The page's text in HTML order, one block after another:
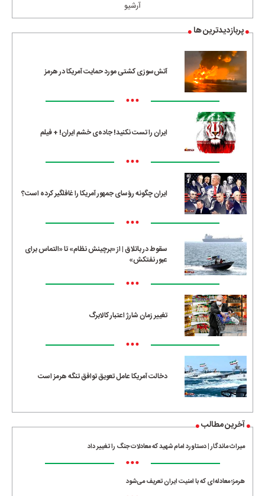
آرشیو
پربازدیدترین ها
آتش‌سوزی کشتی مورد حمایت آمریکا در هرمز
•••
ایران را تست نکنید! جاده‌ی خشم ایران! + فیلم
•••
ایران چگونه رؤسای جمهور آمریکا را غافلگیر کرده است؟
•••
سقوط در باتلاق | از «برچینش نظام» تا «التماس برای
عبور نفتکش»
•••
تغییر زمان شارژ اعتبار کالابرگ
•••
دخالت آمریکا عامل تعویق توافق تنگه هرمز است
آخرین مطالب
میراث ماندگار | دستاورد امام شهید که معادلات جنگ را تغییر داد
•••
هرمز؛ معادله‌ای که با امنیت ایران تعریف می‌شود